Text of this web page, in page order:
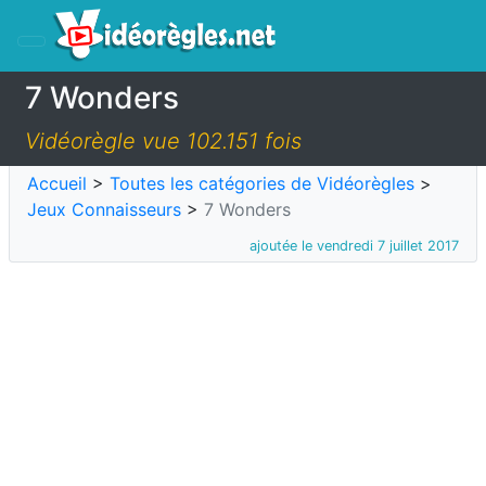
7 Wonders
Vidéorègle vue 102.151 fois
Accueil > Toutes les catégories de Vidéorègles >
Jeux Connaisseurs > 7 Wonders
ajoutée le vendredi 7 juillet 2017